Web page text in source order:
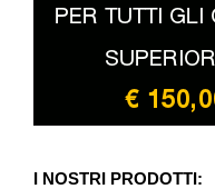
I NOSTRI PRODOTTI: